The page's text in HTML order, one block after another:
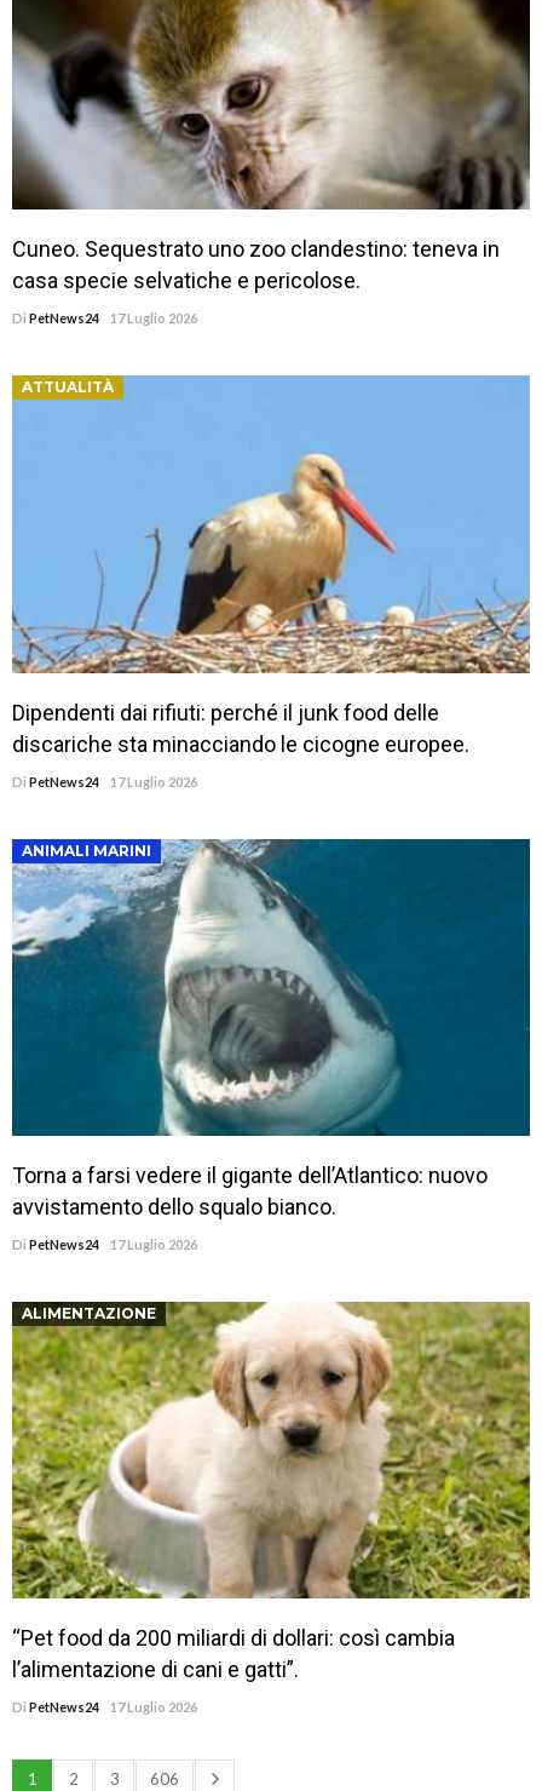
Cuneo. Sequestrato uno zoo clandestino: teneva in
casa specie selvatiche e pericolose.
Di PetNews24 17 Luglio 2026
ATTUALITÀ
Dipendenti dai rifiuti: perché il junk food delle
discariche sta minacciando le cicogne europee.
Di PetNews24 17 Luglio 2026
ANIMALI MARINI
Torna a farsi vedere il gigante dell’Atlantico: nuovo
avvistamento dello squalo bianco.
Di PetNews24 17 Luglio 2026
ALIMENTAZIONE
“Pet food da 200 miliardi di dollari: così cambia
l’alimentazione di cani e gatti”.
Di PetNews24 17 Luglio 2026
1 2 3 606